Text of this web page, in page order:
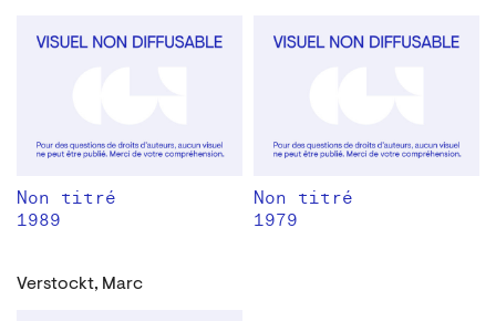
Non titré
1989
Non titré
1979
Verstockt, Marc